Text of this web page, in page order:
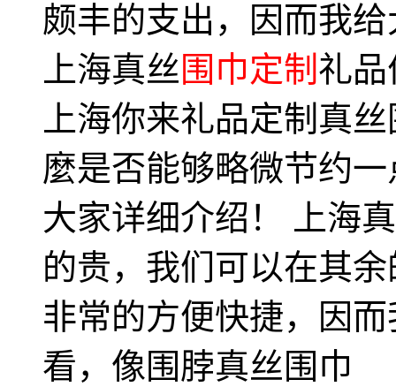
颇丰的支出，因而我
上海真丝 围巾定制 礼
上海你来礼品定制真
麼是否能够略微节约
大家详细介绍！ 上海
的贵，我们可以在其
非常的方便快捷，因
看，像围脖真丝围巾